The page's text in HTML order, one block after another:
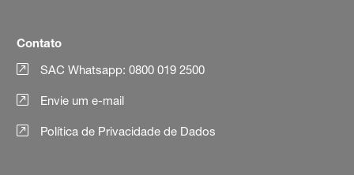
Contato
SAC Whatsapp: 0800 019 2500
Envie um e-mail
Política de Privacidade de Dados